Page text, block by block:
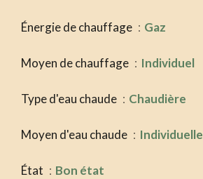
Énergie de chauffage Gaz
Moyen de chauffage Individuel
Type d'eau chaude Chaudière
Moyen d'eau chaude Individuelle
État Bon état